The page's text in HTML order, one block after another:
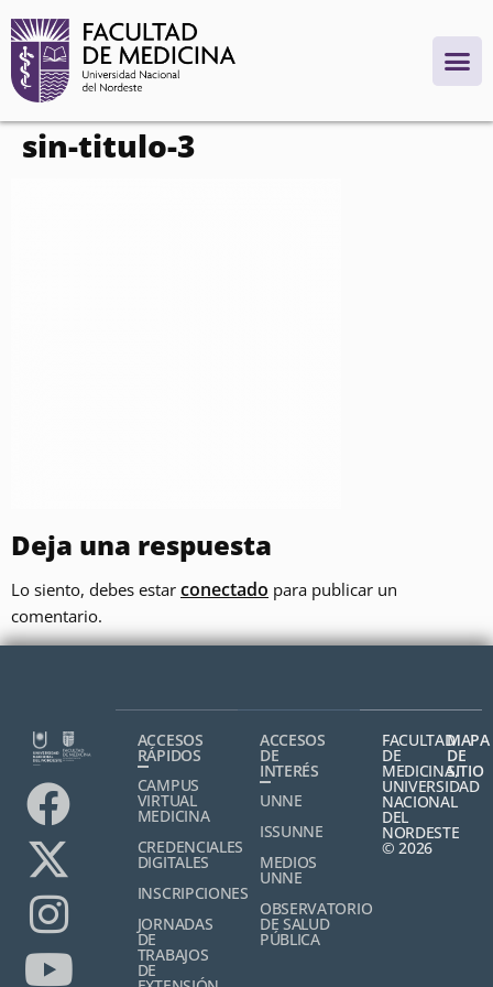
contenido
sin-titulo-3
Deja una respuesta
Lo siento, debes estar conectado para publicar un
comentario.
ACCESOS
RÁPIDOS
CAMPUS
VIRTUAL
MEDICINA
CREDENCIALES
DIGITALES
INSCRIPCIONES
JORNADAS
DE
TRABAJOS
DE
ACCESOS
DE
INTERÉS
UNNE
ISSUNNE
MEDIOS
UNNE
OBSERVATORIO
DE SALUD
PÚBLICA
FACULTAD
DE
MEDICINA,
UNIVERSIDAD
NACIONAL
DEL
NORDESTE
© 2026
MAPA
DE
SITIO